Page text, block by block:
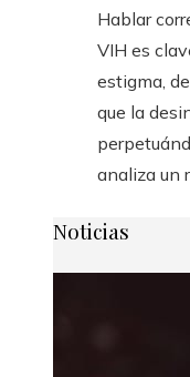
Hablar
VIH es
estigma,
que la
analiza un
Noticias